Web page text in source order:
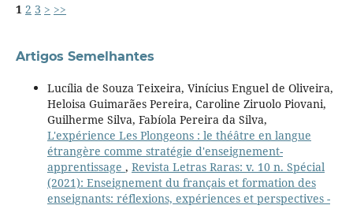
1 2 3 > >>
Artigos Semelhantes
Lucília de Souza Teixeira, Vinícius Enguel de Oliveira,
Heloisa Guimarães Pereira, Caroline Ziruolo Piovani,
Guilherme Silva, Fabíola Pereira da Silva,
L'expérience Les Plongeons : le théâtre en langue
étrangère comme stratégie d'enseignement-
apprentissage , Revista Letras Raras: v. 10 n. Spécial
(2021): Enseignement du français et formation des
enseignants: réflexions, expériences et perspectives -